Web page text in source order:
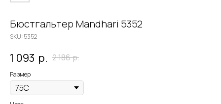
Бюстгальтер Mandhari 5352
SKU: 5352
1 093 р. 2 186р.
Размер